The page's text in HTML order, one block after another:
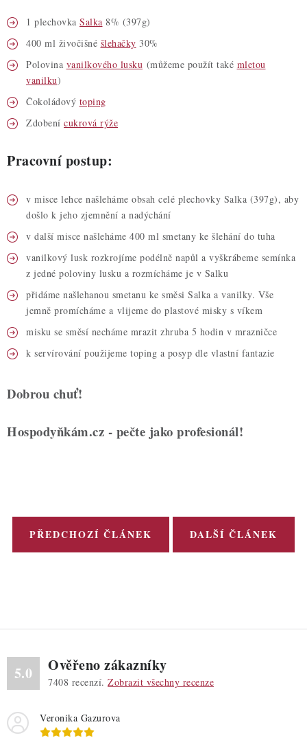
Podmínky ochrany osobních údajů
1 plechovka Salka 8% (397g)
400 ml živočišné šlehačky 30%
Polovina vanilkového lusku (můžeme použít také mletou
vanilku)
Čokoládový toping
Zdobení cukrová rýže
Pracovní postup:
v misce lehce našleháme obsah celé plechovky Salka (397g), aby
došlo k jeho zjemnění a nadýchání
v další misce našleháme 400 ml smetany ke šlehání do tuha
vanilkový lusk rozkrojíme podélně napůl a vyškrábeme semínka
z jedné poloviny lusku a rozmícháme je v Salku
přidáme našlehanou smetanu ke směsi Salka a vanilky. Vše
jemně promícháme a vlijeme do plastové misky s víkem
misku se směsí necháme mrazit zhruba 5 hodin v mrazničce
k servírování použijeme toping a posyp dle vlastní fantazie
Dobrou chuť!
Hospodyňkám.cz - pečte jako profesionál!
PŘEDCHOZÍ ČLÁNEK DALŠÍ ČLÁNEK
5.0 Ověřeno zákazníky
7408 recenzí. Zobrazit všechny recenze
Veronika Gazurova